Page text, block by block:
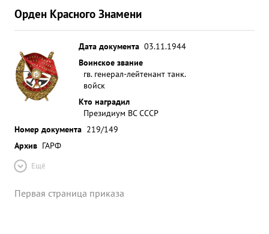
Орден Красного Знамени
Дата документа 03.11.1944
Воинское звание
гв. генерал-лейтенант танк.
войск
Кто наградил
Президиум ВС СССР
Номер документа 219/149
Архив ГАРФ
Ещё
Первая страница приказа